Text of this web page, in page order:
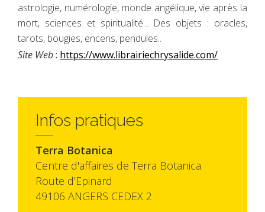
astrologie, numérologie, monde angélique, vie après la
mort, sciences et spiritualité... Des objets : oracles,
tarots, bougies, encens, pendules..
Site Web: https://www.librairiechrysalide.com/
Infos pratiques
Terra Botanica
Centre d'affaires de Terra Botanica
Route d’Epinard
49106 ANGERS CEDEX 2